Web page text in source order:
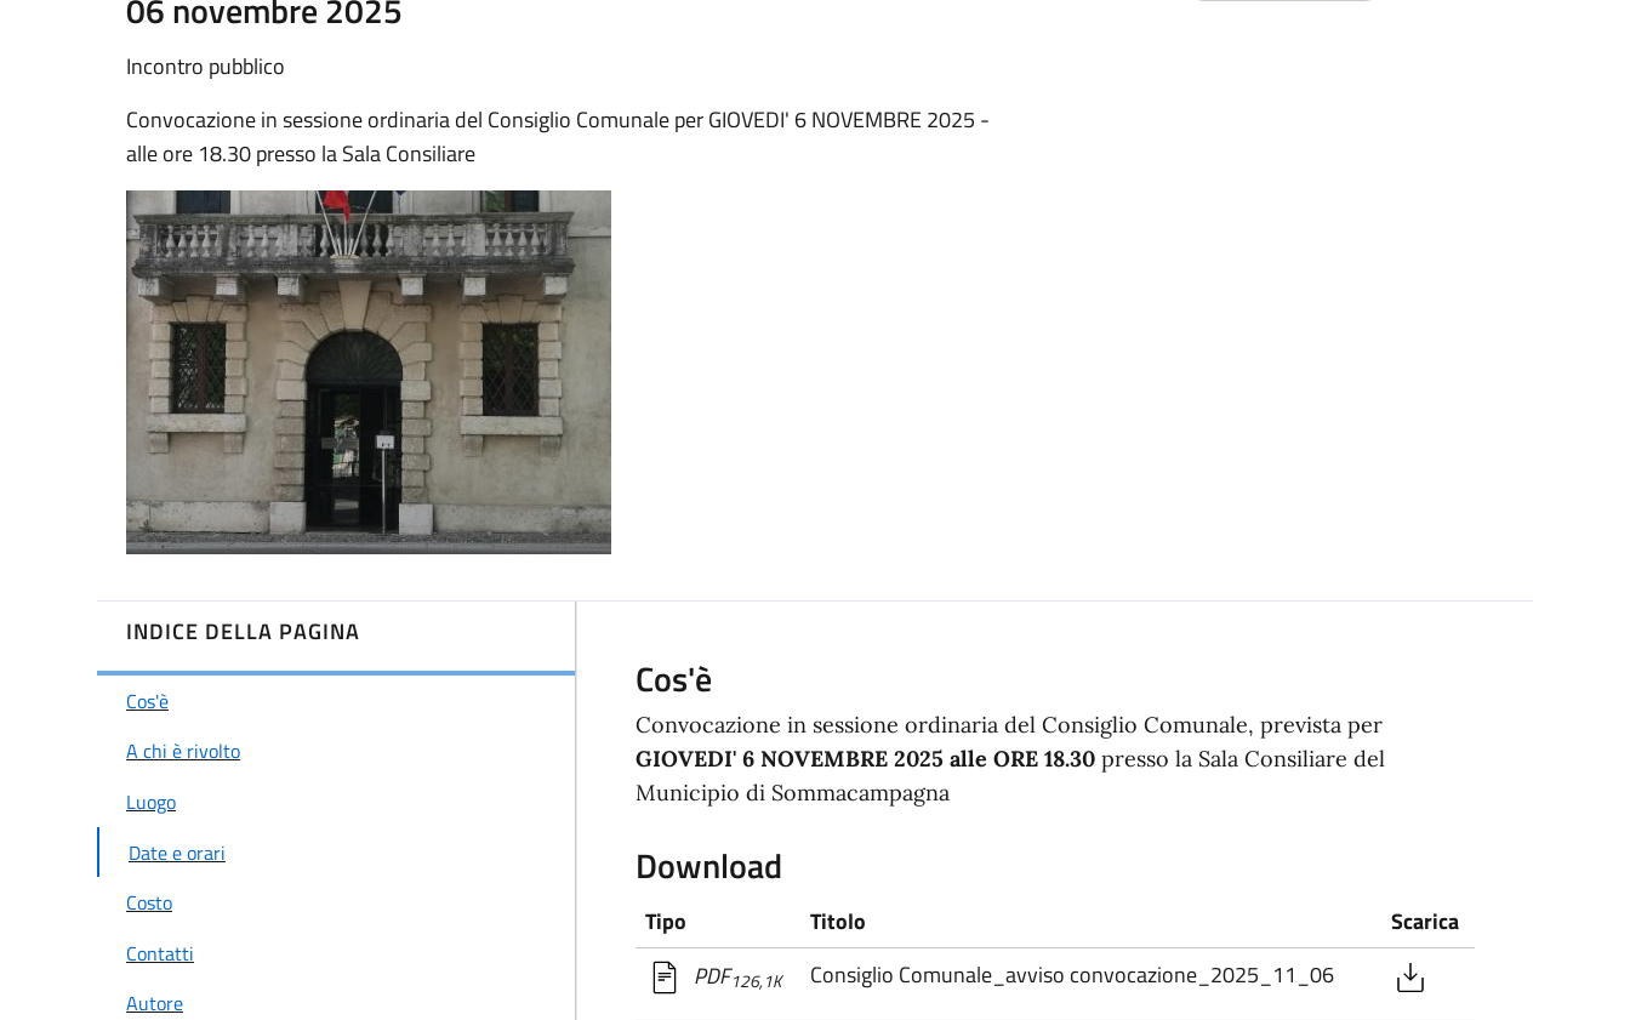
06 novembre 2025
Incontro pubblico
Convocazione in sessione ordinaria del Consiglio Comunale per GIOVEDI' 6 NOVEMBRE 2025 -
alle ore 18.30 presso la Sala Consiliare
INDICE DELLA PAGINA
Cos'è
A chi è rivolto
Luogo
Date e orari
Costo
Contatti
Autore
Cos'è
Convocazione in sessione ordinaria del Consiglio Comunale, prevista per
GIOVEDI' 6 NOVEMBRE 2025 alle ORE 18.30presso la Sala Consiliare del
Municipio di Sommacampagna
Download
Tipo Titolo
Scarica
PDF126,1K Consiglio Comunale_avviso convocazione_2025_11_06